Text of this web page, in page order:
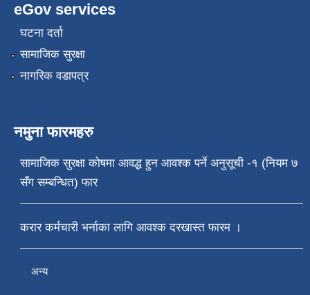
eGov services
घटना दर्ता
सामाजिक सुरक्षा
नागरिक वडापत्र
नमुना फारमहरु
सामाजिक सुरक्षा कोषमा आवद्ध हुन आवश्क पर्ने अनुसूची -१ (नियम ७
सँग सम्बन्धित) फार
करार कर्मचारी भर्नाका लागि आवश्क दरखास्त फारम ।
अन्य